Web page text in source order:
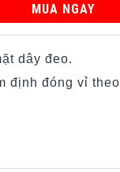
MUA NGAY
dây đeo.
định đóng vỉ theo